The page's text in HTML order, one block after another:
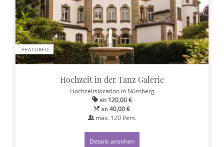
FEATURED
Hochzeit in der Tanz Galerie
Hochzeitslocation in Nürnberg
ab 120,00 €
ab40,00 €
max. 120Pers.
Details ansehen